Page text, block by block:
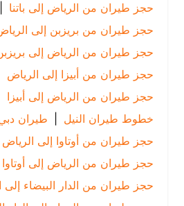
حجز طيران من الرياض إلى باتنا |
حجز طيران من بريزبن إلى الرياض
|
حجز طيران من الرياض إلى بريزبن |
حجز طيران من أبيزا إلى الرياض
|
حجز طيران من الرياض إلى أبيزا
خطوط طيران النيل | طيران دبي |
حجز طيران من أوتاوا إلى الرياض
|
حجز طيران من الرياض إلى أوتاوا |
حجز طيران من الدار البيضاء إلى الدمام